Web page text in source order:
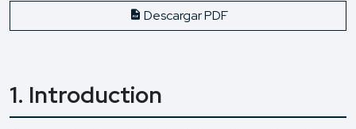
Descargar PDF
1. Introduction